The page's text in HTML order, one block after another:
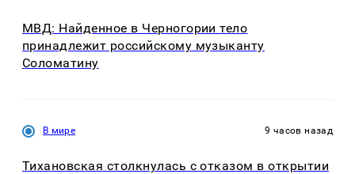
МВД: Найденное в Черногории тело
принадлежит российскому музыканту
Соломатину
В мире 9 часов назад
Тихановская столкнулась с отказом в открытии